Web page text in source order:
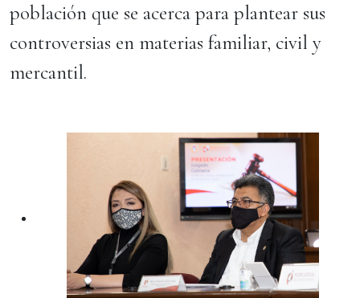
población que se acerca para plantear sus
controversias en materias familiar, civil y
mercantil.